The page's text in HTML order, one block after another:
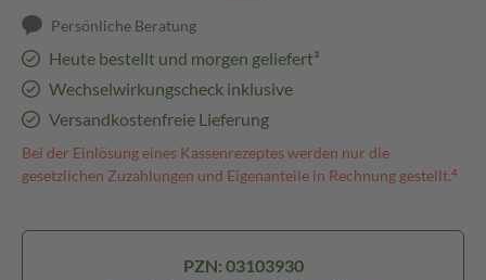
Persönliche Beratung
Heute bestellt und morgen geliefert³
Wechselwirkungscheck inklusive
Versandkostenfreie Lieferung
Bei der Einlösung eines Kassenrezeptes werden nur die
gesetzlichen Zuzahlungen und Eigenanteile in Rechnung gestellt.⁴
PZN: 03103930